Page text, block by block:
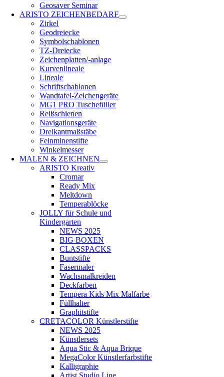
Geosaver Seminar
ARISTO ZEICHENBEDARF
Zirkel
Geodreiecke
Symbolschablonen
TZ-Dreiecke
Zeichenplatten/-anlage
Kurvenlineale
Lineale
Schriftschablonen
Wandtafel-Zeichengeräte
MG1 PRO Tuschefüller
Reißschienen
Navigationsgeräte
Dreikantmaßstäbe
Feinminenstifte
Winkelmesser
MALEN & ZEICHNEN
ARISTO Kreativ
Cromar
Ready Mix
Meltdown
Temperablöcke
JOLLY für Schule und
Kindergarten
NEWS 2025
BIG BOXEN
CLASSPACKS
Buntstifte
Fasermaler
Wachsmalkreiden
Deckfarben
Tempera Kids Mix Malfarbe
Füllhalter
Graphitstifte
CRETACOLOR Künstlerstifte
NEWS 2025
Künstlersets
Aqua Stic & Aqua Brique
MegaColor Künstlerfarbstifte
Kalligraphie
Artist Studio Line